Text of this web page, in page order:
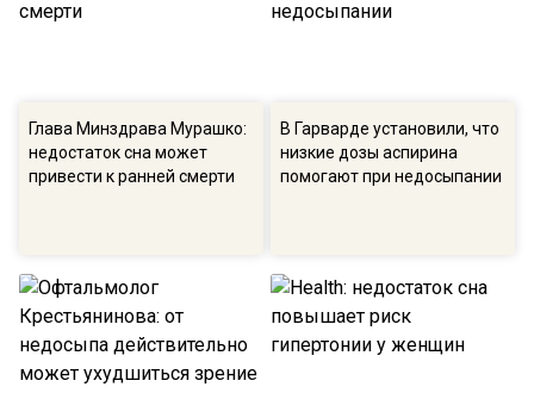
Глава Минздрава Мурашко:
недостаток сна может
привести к ранней смерти
В Гарварде установили, что
низкие дозы аспирина
помогают при недосыпании